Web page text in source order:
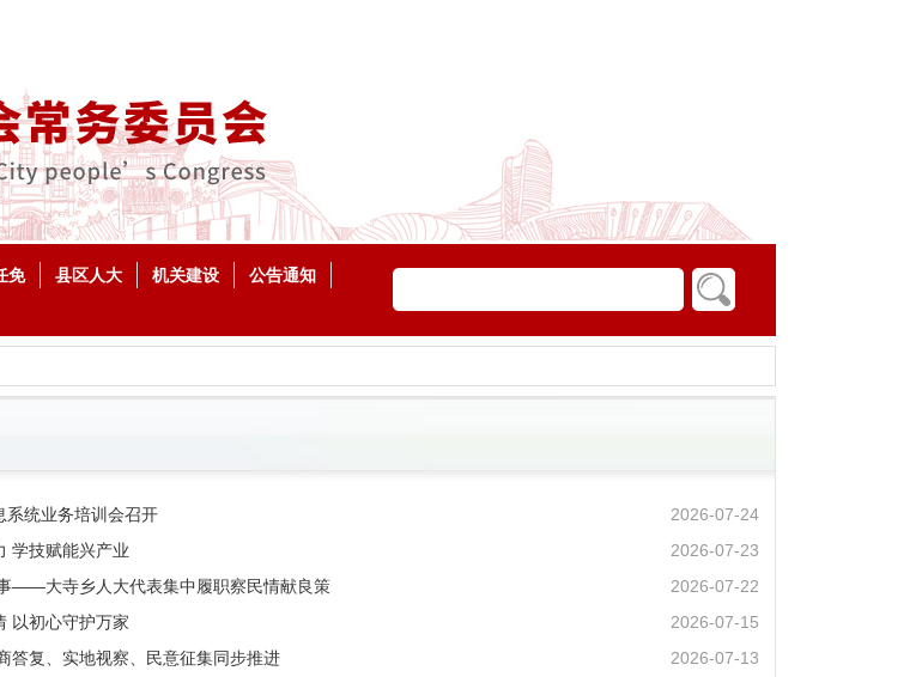
免 县区人大 机关建设
公告通知
2026-07-24
系统业务培训会召开
2026-07-23
学技赋能兴产业
2026-07-22
——大寺乡人大代表集中履职察民情献良策
2026-07-15
以初心守护万家
2026-07-13
复、实地视察、民意征集同步推进